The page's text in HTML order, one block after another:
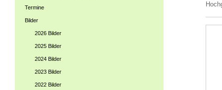
Termine
Bilder
2026 Bilder
2025 Bilder
2024 Bilder
2023 Bilder
2022 Bilder